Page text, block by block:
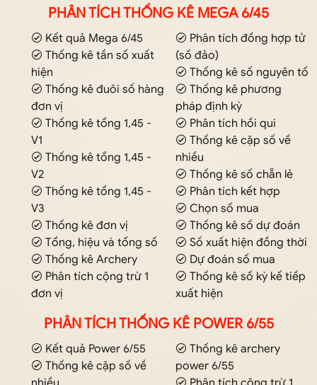
PHÂN TÍCH THỐNG KÊ MEGA 6/45
Kết quả Mega 6/45
Thống kê tần số xuất
hiện
Thống kê đuôi số hàng
đơn vị
Thống kê tổng 1,45 -
V1
Thống kê tổng 1,45 -
V2
Thống kê tổng 1,45 -
V3
Thống kê đơn vị
Tổng, hiệu và tổng số
Thống kê Archery
Phân tích cộng trừ 1
đơn vị
Phân tích đồng hợp tử
(số đảo)
Thống kê số nguyên tố
Thống kê phương
pháp định kỳ
Phân tích hồi qui
Thống kê cặp số về
nhiều
Thống kê số chẵn lẻ
Phân tích kết hợp
Chọn số mua
Thống kê số dự đoán
Số xuất hiện đồng thời
Dự đoán số mua
Thống kê số kỳ kế tiếp
xuất hiện
PHÂN TÍCH THỐNG KÊ POWER 6/55
Kết quả Power 6/55
Thống kê cặp số về
Thống kê archery
power 6/55